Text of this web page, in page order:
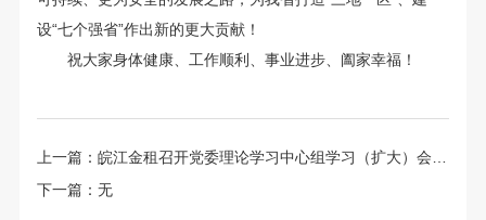
设“七个强省”作出新的更大贡献！
祝大家身体健康、工作顺利、事业进步、阖家幸福！
上一篇：皖江金租召开党委理论学习中心组学习（扩大）会暨2024年工作务虚会
下一篇：无